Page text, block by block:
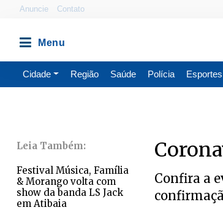
Anuncie Contato
Cidade Região Saúde Polícia Esportes
Festival Música, Família
& Morango volta com
show da banda LS Jack
em Atibaia
Confira a